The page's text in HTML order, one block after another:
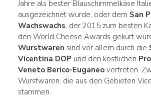
Jahre als bester Blauschimmelkäse
ausgezeichnet wurde, oder dem San
Wachswachs, der 2015 zum besten
den World Cheese Awards gekürt
Wurstwaren sind vor allem durch die
Vicentina DOP und den köstlichen
Veneto Berico-Euganeovertreten.
Wurstwaren, die aus den Gebieten
stammen.